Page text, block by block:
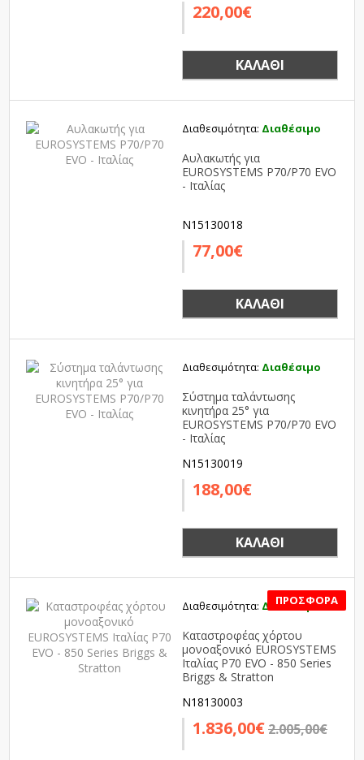
220,00€
ΚΑΛΆΘΙ
Διαθεσιμότητα: Διαθέσιμο
Αυλακωτής για
EUROSYSTEMS P70/P70 EVO
- Ιταλίας
N15130018
77,00€
ΚΑΛΆΘΙ
Διαθεσιμότητα: Διαθέσιμο
Σύστημα ταλάντωσης
κινητήρα 25° για
EUROSYSTEMS P70/P70 EVO
- Ιταλίας
N15130019
188,00€
ΚΑΛΆΘΙ
Διαθεσιμότητα: Διαθέσιμο
Καταστροφέας χόρτου
μονοαξονικό EUROSYSTEMS
Ιταλίας P70 EVO - 850 Series
Briggs & Stratton
N18130003
1.836,00€2.005,00€